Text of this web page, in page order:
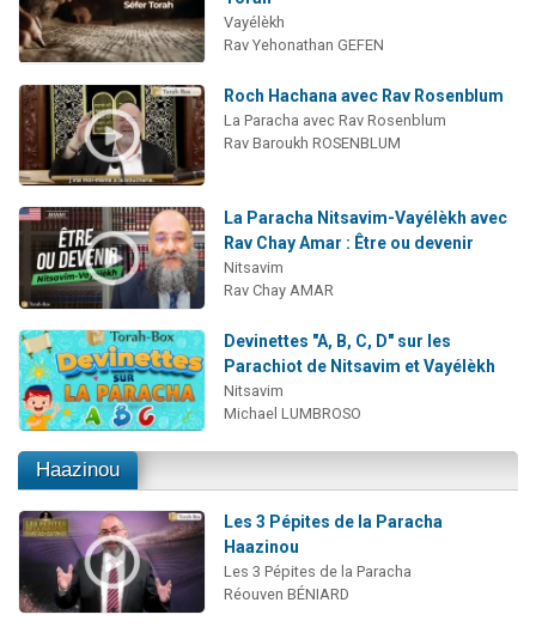
Vayélèkh
Rav Yehonathan GEFEN
Roch Hachana avec Rav Rosenblum
La Paracha avec Rav Rosenblum
Rav Baroukh ROSENBLUM
La Paracha Nitsavim-Vayélèkh avec
Rav Chay Amar : Être ou devenir
Nitsavim
Rav Chay AMAR
Devinettes "A, B, C, D" sur les
Parachiot de Nitsavim et Vayélèkh
Nitsavim
Michael LUMBROSO
Haazinou
Les 3 Pépites de la Paracha
Haazinou
Les 3 Pépites de la Paracha
Réouven BÉNIARD